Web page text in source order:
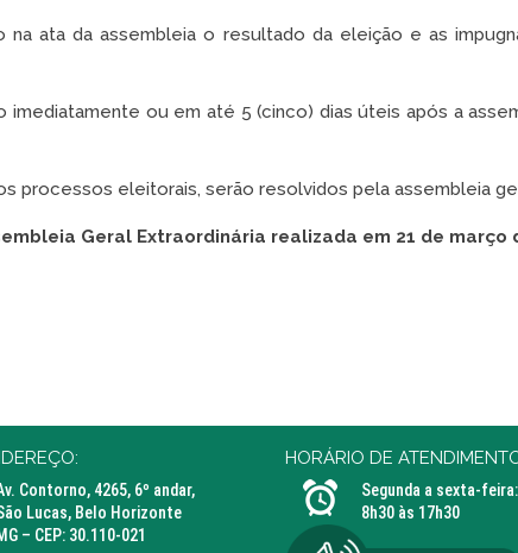
na ata da assembleia o resultado da eleição e as
ou em até 5 (cinco) dias úteis após a
processos eleitorais, serão resolvidos pela assembleia
Geral Extraordinária realizada em 21 de março
Contorno, 4265, 6º andar,
Lucas, Belo Horizonte
– CEP: 30.110-021
HORÁRIO DE
Segunda a sexta-feira:
8h30 às 17h30